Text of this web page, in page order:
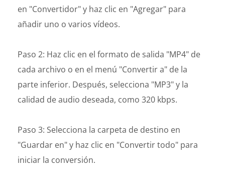
en "Convertidor" y haz clic en "Agregar" para
añadir uno o varios vídeos.
Paso 2: Haz clic en el formato de salida "MP4" de
cada archivo o en el menú "Convertir a" de la
parte inferior. Después, selecciona "MP3" y la
calidad de audio deseada, como 320 kbps.
Paso 3: Selecciona la carpeta de destino en
"Guardar en" y haz clic en "Convertir todo" para
iniciar la conversión.